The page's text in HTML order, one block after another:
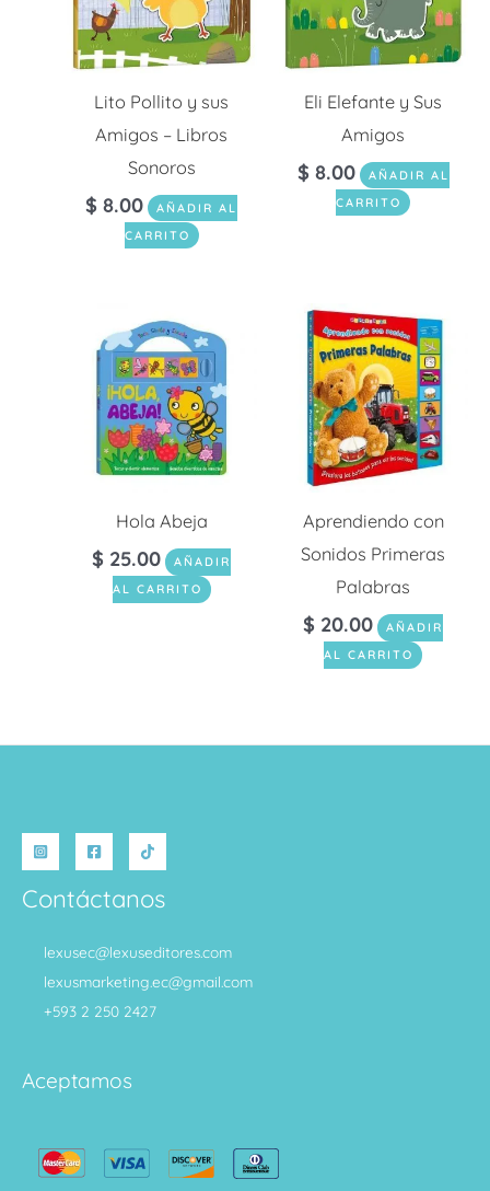
Lito Pollito y sus
Amigos – Libros
Sonoros
$ 8.00
AÑADIR AL
CARRITO
Eli Elefante y Sus
Amigos
$ 8.00
AÑADIR AL
CARRITO
Hola Abeja
$ 25.00
AÑADIR
AL CARRITO
Aprendiendo con
Sonidos Primeras
Palabras
$ 20.00
AÑADIR
AL CARRITO
Contáctanos
lexusec@lexuseditores.com
lexusmarketing.ec@gmail.com
+593 2 250 2427
Aceptamos